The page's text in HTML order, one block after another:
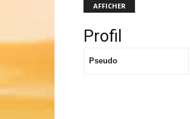
AFFICHER
Profil
Pseudo